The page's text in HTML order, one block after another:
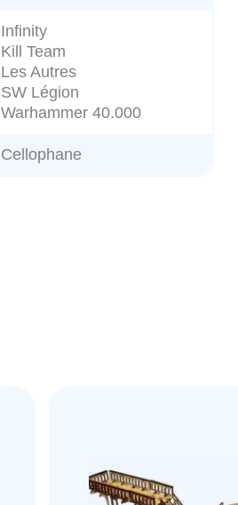
Infinity
Kill Team
Les Autres
SW Légion
Warhammer 40.000
Cellophane